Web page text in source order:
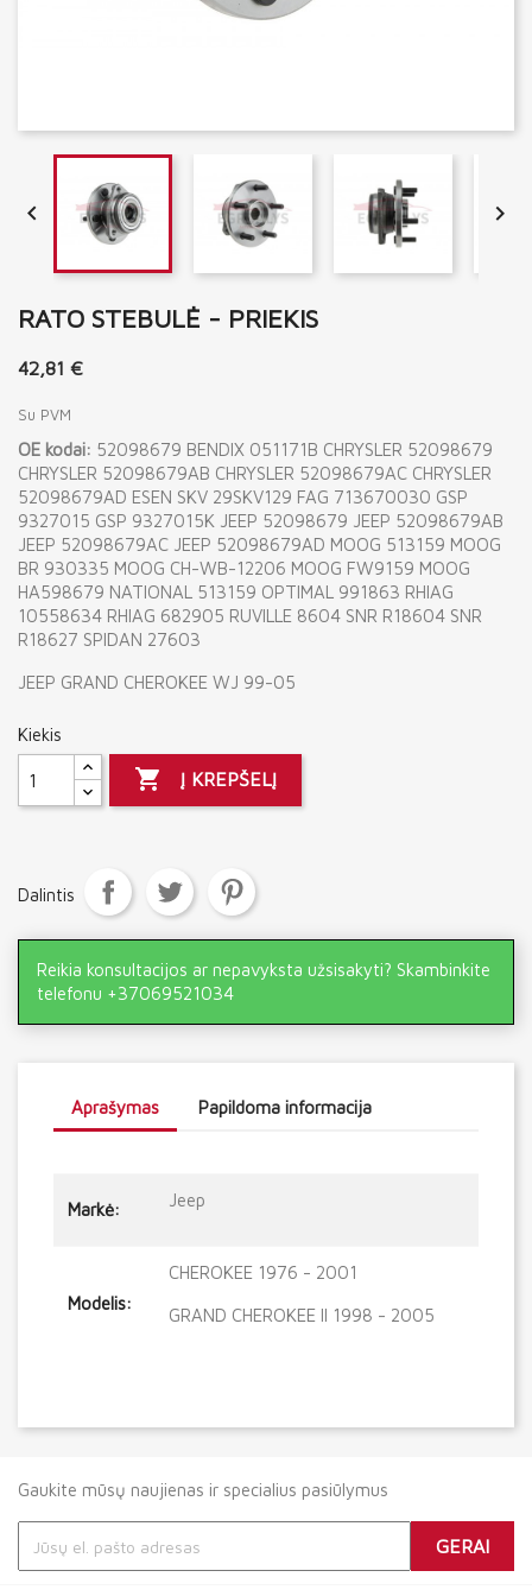
 
RATO STEBULĖ - PRIEKIS
42,81 €
Su PVM
OE kodai: 52098679 BENDIX 051171B CHRYSLER 52098679
CHRYSLER 52098679AB CHRYSLER 52098679AC CHRYSLER
52098679AD ESEN SKV 29SKV129 FAG 713670030 GSP
9327015 GSP 9327015K JEEP 52098679 JEEP 52098679AB
JEEP 52098679AC JEEP 52098679AD MOOG 513159 MOOG
BR 930335 MOOG CH-WB-12206 MOOG FW9159 MOOG
HA598679 NATIONAL 513159 OPTIMAL 991863 RHIAG
10558634 RHIAG 682905 RUVILLE 8604 SNR R18604 SNR
R18627 SPIDAN 27603
JEEP GRAND CHEROKEE WJ 99-05
Kiekis
 Į KREPŠELĮ
Dalintis
Reikia konsultacijos ar nepavyksta užsisakyti? Skambinkite
telefonu +37069521034
Aprašymas Papildoma informacija
Markė: Jeep
Modelis:
CHEROKEE 1976 - 2001
GRAND CHEROKEE II 1998 - 2005
Gaukite mūsų naujienas ir specialius pasiūlymus